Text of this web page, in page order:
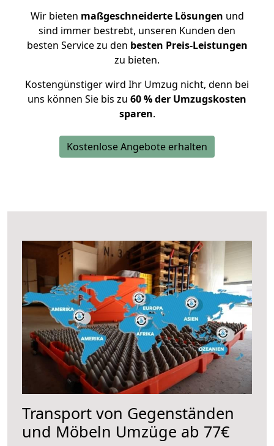
Wir bieten maßgeschneiderte Lösungen und
sind immer bestrebt, unseren Kunden den
besten Service zu den besten Preis-Leistungen
zu bieten.
Kostengünstiger wird Ihr Umzug nicht, denn bei
uns können Sie bis zu 60 % der Umzugskosten
sparen.
Kostenlose Angebote erhalten
Transport von Gegenständen
und Möbeln Umzüge ab 77€